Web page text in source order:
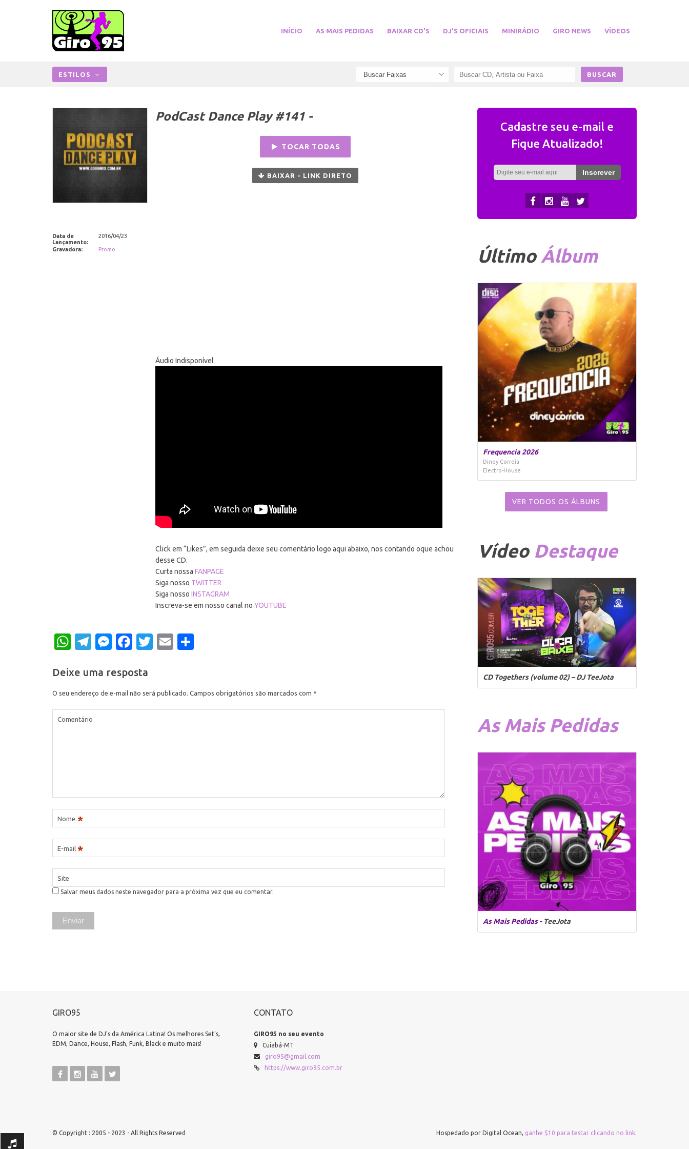
INÍCIO AS MAIS PEDIDAS BAIXAR CD’S DJ’S OFICIAIS MINIRÁDIO GIRO NEWS VÍDEOS
ESTILOS
Data de
Lançamento:
2016/04/23
Gravadora: Promo
PodCast Dance Play #141 -
TOCAR TODAS
BAIXAR - LINK DIRETO
Áudio Indisponível
Click em “Likes”, em seguida deixe seu comentário logo aqui abaixo, nos contando oque achou
desse CD.
Curta nossaFANPAGE
Siga nosso TWITTER
Siga nossoINSTAGRAM
Inscreva-se em nosso canal noYOUTUBE
WhatsApp
Telegram
Messenger
Facebook
Twitter
Email
Deixe uma resposta
O seu endereço de e-mail não será publicado. Campos obrigatórios são marcados com *
Comentário
Nome *
E-mail *
Site
Salvar meus dados neste navegador para a próxima vez que eu comentar.
Cadastre seu e-mail e
Fique Atualizado!
Último Álbum
Frequencia 2026
Diney Correia
Electro-House
VER TODOS OS ÁLBUNS
Vídeo Destaque
CD Togethers (volume 02) – DJ TeeJota
AsMais Pedidas
As Mais Pedidas - TeeJota
GIRO95
O maior site de DJ's da América Latina! Os melhores Set's,
EDM, Dance, House, Flash, Funk, Black e muito mais!
CONTATO
GIRO95 no seu evento
Cuiabá-MT
giro95@gmail.com
https://www.giro95.com.br
© Copyright : 2005 - 2023 - All Rights Reserved Hospedado por Digital Ocean, ganhe $10 para testar clicando no link.